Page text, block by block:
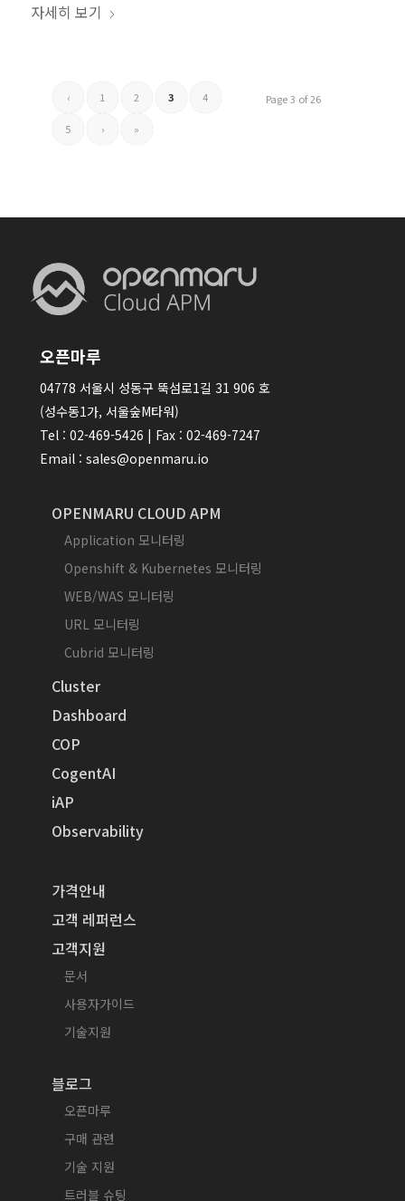
자세히 보기
Page 3 of 26
‹ 1 2 3 4
5 › »
오픈마루
04778 서울시 성동구 뚝섬로1길 31 906 호
(성수동1가, 서울숲M타워)
Tel : 02-469-5426 | Fax : 02-469-7247
Email : sales@openmaru.io
OPENMARU CLOUD APM
Application 모니터링
Openshift & Kubernetes 모니터링
WEB/WAS 모니터링
URL 모니터링
Cubrid 모니터링
Cluster
Dashboard
COP
CogentAI
iAP
Observability
가격안내
고객 레퍼런스
고객지원
문서
사용자가이드
기술지원
블로그
오픈마루
구매 관련
기술 지원
트러블 슈팅